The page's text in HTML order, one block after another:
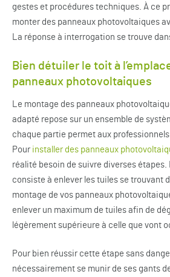
gestes et procédures techniques. À ce
monter des panneaux photovoltaiques
La réponse à interrogation se trouve
Bien détuiler le toit à
panneaux photovoltaiques
Le montage des panneaux
adapté repose sur un ensemble de
chaque partie permet aux
Pour installer des panneaux
réalité besoin de suivre diverses
consiste à enlever les tuiles se trouvant
montage de vos panneaux
enlever un maximum de tuiles afin de
légèrement supérieure à celle que vont
Pour bien réussir cette étape sans
nécessairement se munir de ses gants